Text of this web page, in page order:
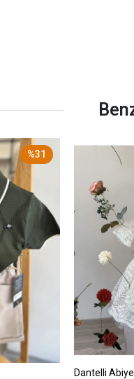
%31
Dantelli